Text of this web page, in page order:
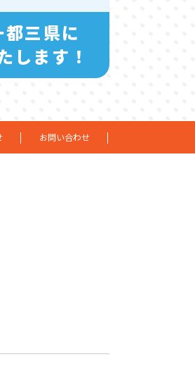
三県に
します！
お問い合わせ